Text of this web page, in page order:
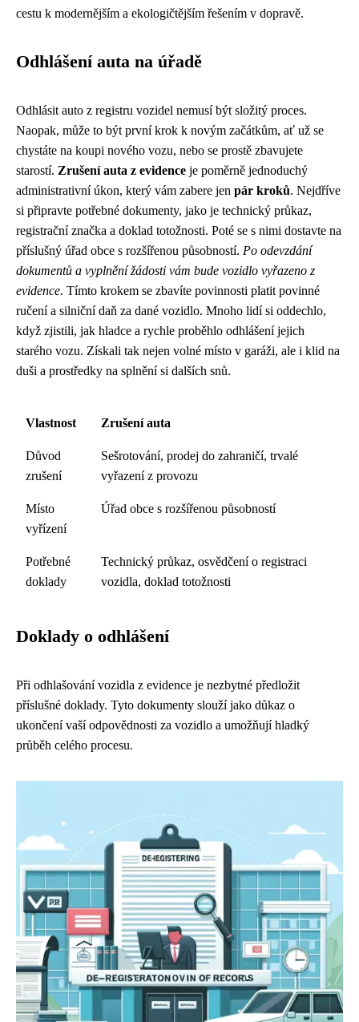
cestu k modernějším a ekologičtějším řešením v dopravě.
Odhlášení auta na úřadě
Odhlásit auto z registru vozidel nemusí být složitý proces.
Naopak, může to být první krok k novým začátkům, ať už se
chystáte na koupi nového vozu, nebo se prostě zbavujete
starostí. Zrušení auta z evidence je poměrně jednoduchý
administrativní úkon, který vám zabere jen pár kroků. Nejdříve
si připravte potřebné dokumenty, jako je technický průkaz,
registrační značka a doklad totožnosti. Poté se s nimi dostavte na
příslušný úřad obce s rozšířenou působností. Po odevzdání
dokumentů a vyplnění žádosti vám bude vozidlo vyřazeno z
evidence. Tímto krokem se zbavíte povinnosti platit povinné
ručení a silniční daň za dané vozidlo. Mnoho lidí si oddechlo,
když zjistili, jak hladce a rychle proběhlo odhlášení jejich
starého vozu. Získali tak nejen volné místo v garáži, ale i klid na
duši a prostředky na splnění si dalších snů.
Vlastnost Zrušení auta
Důvod
zrušení
Sešrotování, prodej do zahraničí, trvalé
vyřazení z provozu
Místo
vyřízení
Úřad obce s rozšířenou působností
Potřebné
doklady
Technický průkaz, osvědčení o registraci
vozidla, doklad totožnosti
Doklady o odhlášení
Při odhlašování vozidla z evidence je nezbytné předložit
příslušné doklady. Tyto dokumenty slouží jako důkaz o
ukončení vaší odpovědnosti za vozidlo a umožňují hladký
průběh celého procesu.